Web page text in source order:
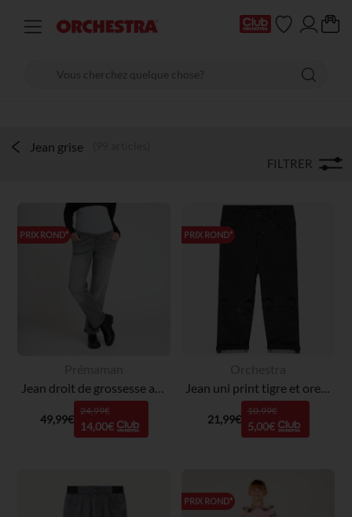
Jean grise
FILTRER
PRIX ROND*
49,99€
24,99€
14,00€
PRIX ROND*
21,99€
10,99€
5,00€
PRIX ROND*